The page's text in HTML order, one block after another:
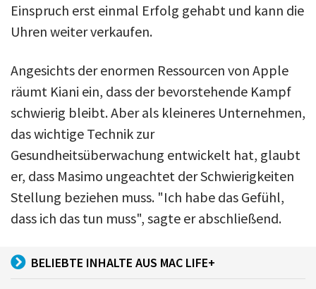
Einspruch erst einmal Erfolg gehabt und kann die
Uhren weiter verkaufen.
Angesichts der enormen Ressourcen von Apple
räumt Kiani ein, dass der bevorstehende Kampf
schwierig bleibt. Aber als kleineres Unternehmen,
das wichtige Technik zur
Gesundheitsüberwachung entwickelt hat, glaubt
er, dass Masimo ungeachtet der Schwierigkeiten
Stellung beziehen muss. "Ich habe das Gefühl,
dass ich das tun muss", sagte er abschließend.
BELIEBTE INHALTE AUS MAC LIFE+